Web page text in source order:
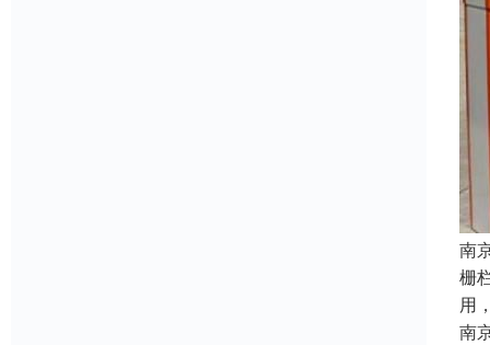
南
栅
用
南